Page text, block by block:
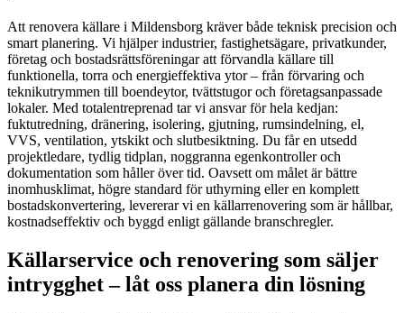
Att renovera källare i Mildensborg kräver både teknisk precision och
smart planering. Vi hjälper industrier, fastighetsägare, privatkunder,
företag och bostadsrättsföreningar att förvandla källare till
funktionella, torra och energieffektiva ytor – från förvaring och
teknikutrymmen till boendeytor, tvättstugor och företagsanpassade
lokaler. Med totalentreprenad tar vi ansvar för hela kedjan:
fuktutredning, dränering, isolering, gjutning, rumsindelning, el,
VVS, ventilation, ytskikt och slutbesiktning. Du får en utsedd
projektledare, tydlig tidplan, noggranna egenkontroller och
dokumentation som håller över tid. Oavsett om målet är bättre
inomhusklimat, högre standard för uthyrning eller en komplett
bostadskonvertering, levererar vi en källarrenovering som är hållbar,
kostnadseffektiv och byggd enligt gällande branschregler.
Källarservice och renovering som säljer
intrygghet – låt oss planera din lösning